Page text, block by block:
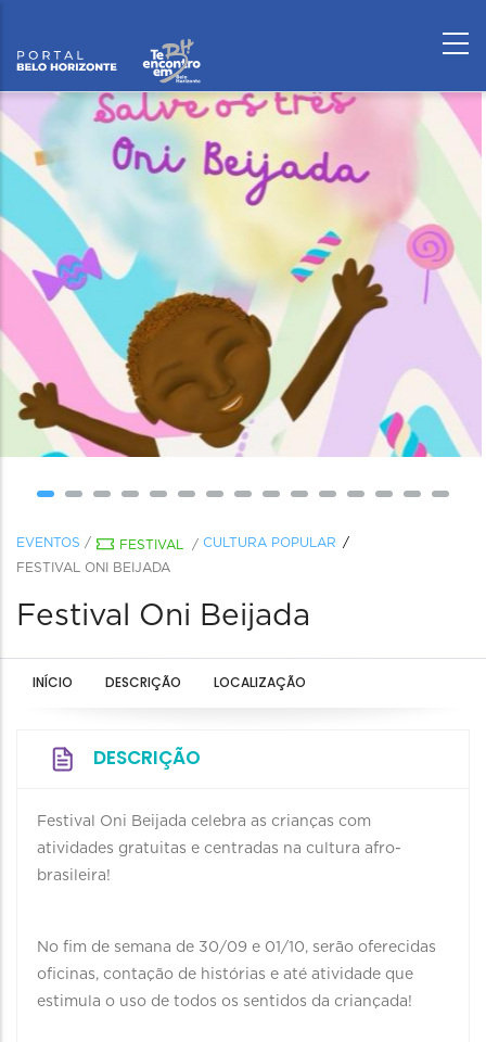
EVENTOS / FESTIVAL / CULTURA POPULAR
FESTIVAL ONI BEIJADA
Festival Oni Beijada
INÍCIO DESCRIÇÃO LOCALIZAÇÃO
DESCRIÇÃO
Festival Oni Beijada celebra as crianças com
atividades gratuitas e centradas na cultura afro-
brasileira!
No fim de semana de 30/09 e 01/10, serão oferecidas
oficinas, contação de histórias e até atividade que
estimula o uso de todos os sentidos da criançada!